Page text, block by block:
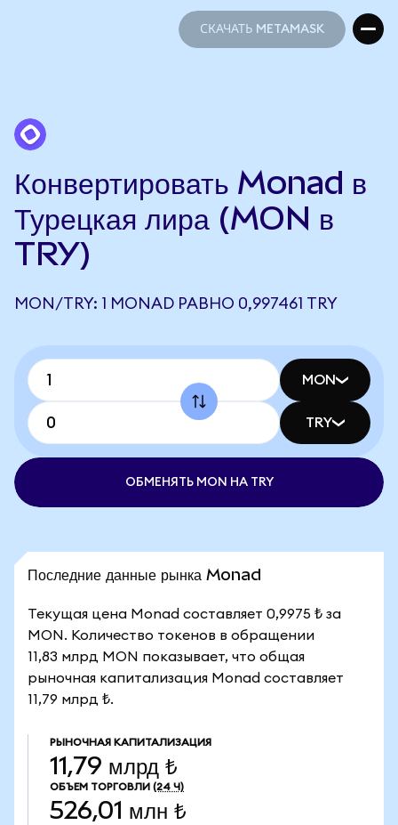
СКАЧАТЬ METAMASK
Конвертировать Monad в
Турецкая лира (MON в
TRY)
MON/TRY: 1 MONAD РАВНО 0,997461 TRY
MON
TRY
ОБМЕНЯТЬ MON НА TRY
Последние данные рынка Monad
Текущая цена Monad составляет 0,9975 ₺ за
MON. Количество токенов в обращении
11,83 млрд MON показывает, что общая
рыночная капитализация Monad составляет
11,79 млрд ₺.
РЫНОЧНАЯ КАПИТАЛИЗАЦИЯ
11,79 млрд ₺
ОБЪЕМ ТОРГОВЛИ (24 Ч)
526,01 млн ₺